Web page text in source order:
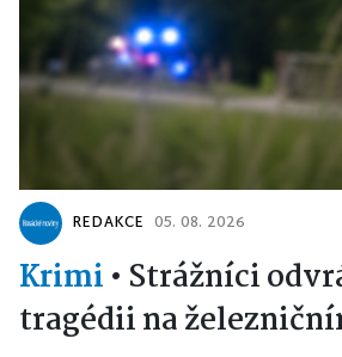
REDAKCE 05. 08. 2026
Krimi • Strážníci
tragédii na